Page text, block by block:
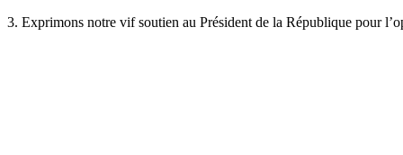
3. Exprimons notre vif soutien au Président de la République pour